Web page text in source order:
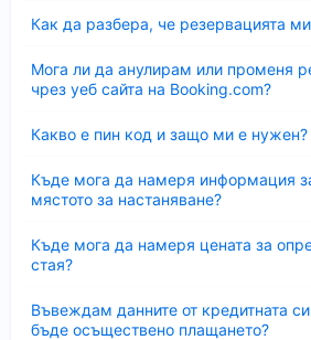
Как да разбера, че резервацията
Мога ли да анулирам или променя
чрез уеб сайта на Booking.com?
Какво е пин код и защо ми е нужен?
Къде мога да намеря информация
мястото за настаняване?
Къде мога да намеря цената за
стая?
Въвеждам данните от кредитната
бъде осъществено плащането?